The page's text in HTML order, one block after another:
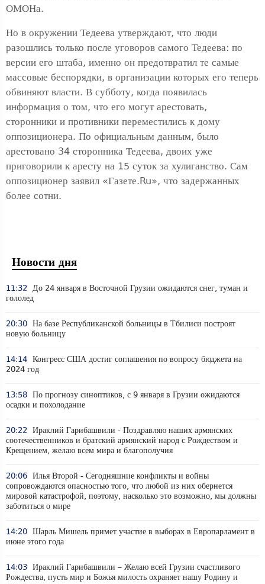
ОМОНа.
Но в окружении Тедеева утверждают, что люди
разошлись только после уговоров самого Тедеева: по
версии его штаба, именно он предотвратил те самые
массовые беспорядки, в организации которых его теперь
обвиняют власти. В субботу, когда появилась
информация о том, что его могут арестовать,
сторонники и противники переместились к дому
оппозиционера. По официальным данным, было
арестовано 34 сторонника Тедеева, двоих уже
приговорили к аресту на 15 суток за хулиганство. Сам
оппозиционер заявил «Газете.Ru», что задержанных
более сотни.
Новости дня
11:32
До 24 января в Восточной Грузии ожидаются снег, туман и
гололед
20:30 На базе Республиканской больницы в Тбилиси построят
новую больницу
14:14 Конгресс США достиг соглашения по вопросу бюджета на
2024 год
13:58 По прогнозу синоптиков, с 9 января в Грузии ожидаются
осадки и похолодание
20:22
Ираклий Гарибашвили - Поздравляю наших армянских
соотечественников и братский армянский народ с Рождеством и
Крещением, желаю всем мира и благополучия
20:06 Илья Второй - Сегодняшние конфликты и войны
сопровождаются опасностью того, что любой из них обернется
мировой катастрофой, поэтому, насколько это возможно, мы должны
заботиться о мире
14:20 Шарль Мишель примет участие в выборах в Европарламент в
июне этого года
14:03 Ираклий Гарибашвили – Желаю всей Грузии счастливого
Рождества, пусть мир и Божья милость охраняет нашу Родину и